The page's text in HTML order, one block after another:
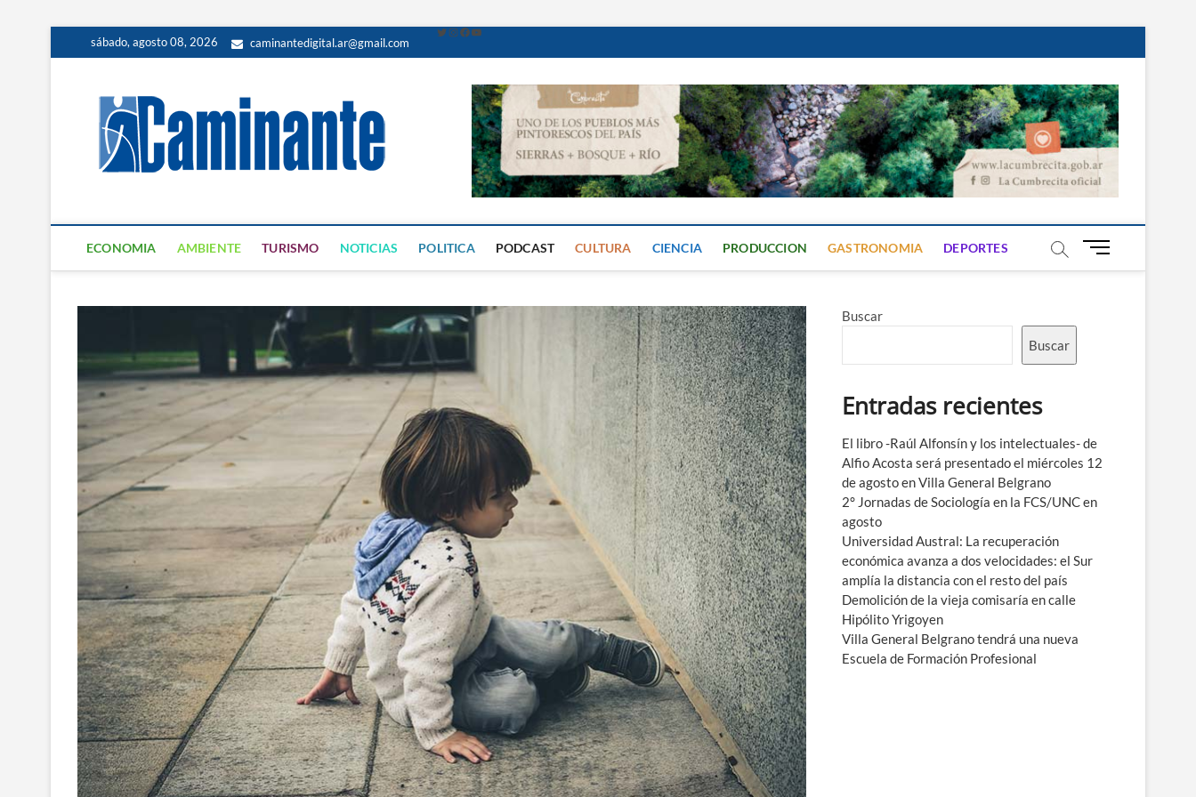
sábado, agosto 08, 2026 caminantedigital.ar@gmail.com
Caminante Digital
PERIÓDICO DIGITAL DEL VALLE DE CALAMUCHITA
ECONOMIA AMBIENTE TURISMO NOTICIAS POLITICA PODCAST CULTURA CIENCIA PRODUCCION GASTRONOMIA DEPORTES
B
ú
Buscar
Buscar
Entradas recientes
El libro -Raúl Alfonsín y los intelectuales- de
Alfio Acosta será presentado el miércoles 12
de agosto en Villa General Belgrano
2° Jornadas de Sociología en la FCS/UNC en
agosto
Universidad Austral: La recuperación
económica avanza a dos velocidades: el Sur
amplía la distancia con el resto del país
Demolición de la vieja comisaría en calle
Hipólito Yrigoyen
Villa General Belgrano tendrá una nueva
Escuela de Formación Profesional